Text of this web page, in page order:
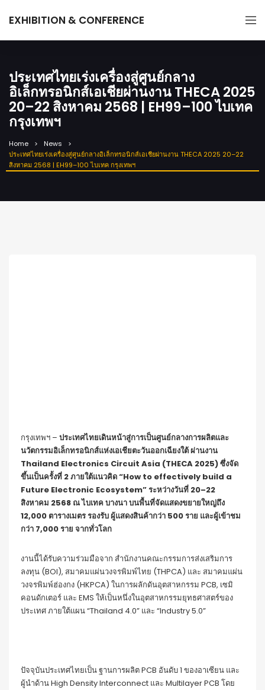
EXHIBITION & CONFERENCE
ประเทศไทยเร่งเครื่องสู่ศูนย์กลาง
อิเล็กทรอนิกส์เอเชียผ่านงาน THECA 2025
20–22 สิงหาคม 2568 | EH99–100 ไบเทค
กรุงเทพฯ
Home
News
ประเทศไทยเร่งเครื่องสู่ศูนย์กลางอิเล็กทรอนิกส์เอเชียผ่านงาน THECA 2025 20–22
สิงหาคม 2568 | EH99–100 ไบเทค กรุงเทพฯ
กรุงเทพฯ – ประเทศไทยเดินหน้าสู่การเป็นศูนย์กลางการผลิตและ
นวัตกรรมอิเล็กทรอนิกส์แห่งเอเชียตะวันออกเฉียงใต้ ผ่านงาน
Thailand Electronics Circuit Asia (THECA 2025) ซึ่งจัด
ขึ้นเป็นครั้งที่ 2 ภายใต้แนวคิด “How to effectively build a
Future Electronic Ecosystem” ระหว่างวันที่ 20–22
สิงหาคม 2568 ณ ไบเทค บางนา บนพื้นที่จัดแสดงขยายใหญ่ถึง
12,000 ตารางเมตร รองรับ ผู้แสดงสินค้ากว่า 500 ราย และผู้เข้าชม
กว่า 7,000 ราย จากทั่วโลก
งานนี้ได้รับความร่วมมือจาก สำนักงานคณะกรรมการส่งเสริมการ
ลงทุน (BOI), สมาคมแผ่นวงจรพิมพ์ไทย (THPCA) และ สมาคมแผ่น
วงจรพิมพ์ฮ่องกง (HKPCA) ในการผลักดันอุตสาหกรรม PCB, เซมิ
คอนดักเตอร์ และ EMS ให้เป็นหนึ่งในอุตสาหกรรมยุทธศาสตร์ของ
ประเทศ ภายใต้แผน “Thailand 4.0” และ “Industry 5.0”
ปัจจุบันประเทศไทยเป็น ฐานการผลิต PCB อันดับ 1 ของอาเซียน และ
ผู้นำด้าน High Density Interconnect และ Multilayer PCB โดย